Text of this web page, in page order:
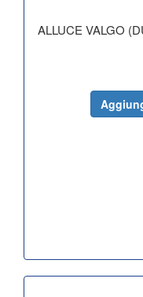
ALLUCE VALGO